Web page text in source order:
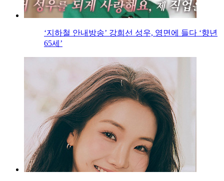
‘지하철 안내방송’ 강희선 성우, 영면에 들다 ‘향년
65세’